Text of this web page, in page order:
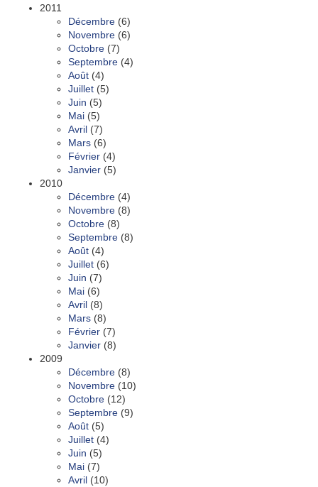
2011
Décembre (6)
Novembre (6)
Octobre (7)
Septembre (4)
Août (4)
Juillet (5)
Juin (5)
Mai (5)
Avril (7)
Mars (6)
Février (4)
Janvier (5)
2010
Décembre (4)
Novembre (8)
Octobre (8)
Septembre (8)
Août (4)
Juillet (6)
Juin (7)
Mai (6)
Avril (8)
Mars (8)
Février (7)
Janvier (8)
2009
Décembre (8)
Novembre (10)
Octobre (12)
Septembre (9)
Août (5)
Juillet (4)
Juin (5)
Mai (7)
Avril (10)